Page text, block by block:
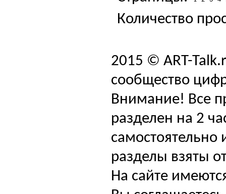
Количество
2015 © ART-
сообщество
Внимание! Все
разделен на 2
самостоятельно
разделы взяты
На сайте